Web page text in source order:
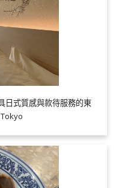
日式質感與款待服務的東